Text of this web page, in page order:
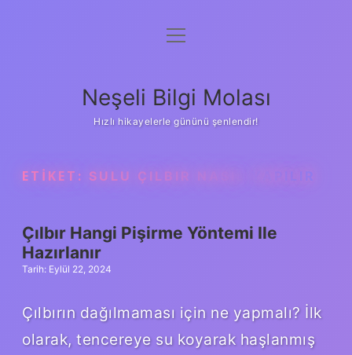
Anasayfa
Yasal Uyarı
menüyü
Neşeli Bilgi Molası
Hızlı hikayelerle gününü şenlendir!
ETIKET: SULU ÇILBIR NASIL YAPILIR
Çılbır Hangi Pişirme Yöntemi Ile
Hazırlanır
Tarih: Eylül 22, 2024
Çılbırın dağılmaması için ne yapmalı? İlk
olarak, tencereye su koyarak haşlanmış